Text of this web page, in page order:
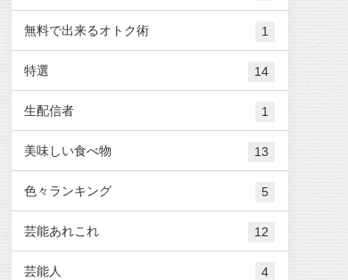
無料で出来るオトク術 1
特選 14
生配信者 1
美味しい食べ物 13
色々ランキング 5
芸能あれこれ 12
芸能人 4